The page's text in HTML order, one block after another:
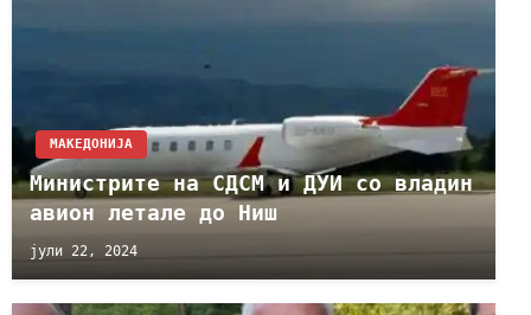
МАКЕДОНИЈА
Министрите на СДСМ и ДУИ со владин
авион летале до Ниш
јули 22, 2024